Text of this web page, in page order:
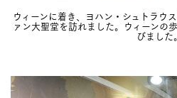
ウィーンに着き、ヨハン・シュトラウ
ァン大聖堂を訪れました。ウィーンの
びました